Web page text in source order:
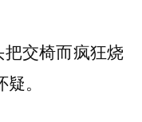
交椅而疯狂烧
。